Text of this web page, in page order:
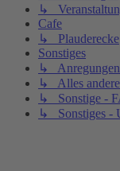
↳
Cafe
↳ Plauderecke
Sonstiges
↳
↳ Alles
↳ Sonstige -
↳ Sonstiges -